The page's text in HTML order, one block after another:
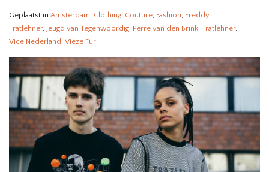
KLEDING
ACCESSOIRES
SKATEBOARD
HOMEWARE
SALE
Geplaatst in Amsterdam, Clothing, Couture, Fashion, Freddy
Tratlehner, Jeugd van Tegenwoordig, Perre van den Brink, Tratlehner,
Vice Nederland, Vieze Fur